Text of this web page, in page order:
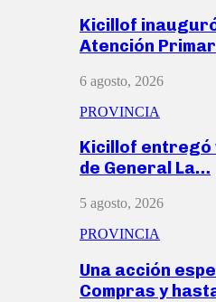
Kicillof
Atención
6 agosto, 2026
PROVINCIA
Kicillof entregó
de General La…
5 agosto, 2026
PROVINCIA
Una acción
Compras y